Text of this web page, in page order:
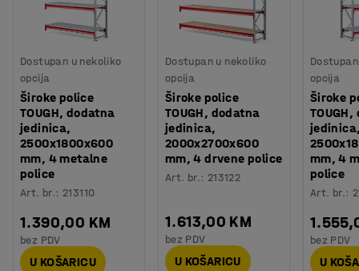
Dostupan u nekoliko
opcija
Široke police
TOUGH, dodatna
jedinica,
2500x1800x600
mm, 4 metalne
police
Art. br.: 213110
1.390,00 KM
bez PDV
U KOŠARICU
Dostupan u nekoliko
opcija
Široke police
TOUGH, dodatna
jedinica,
2000x2700x600
mm, 4 drvene police
Art. br.: 213122
1.613,00 KM
bez PDV
U KOŠARICU
opcija
Široke
mm, 4
police
Art. br.:
bez PDV
U